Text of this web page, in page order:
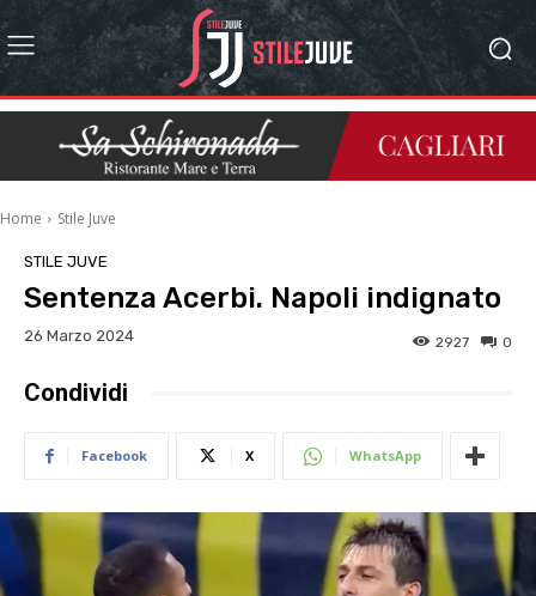
Home Stile Juve
STILE JUVE
Sentenza Acerbi. Napoli indignato
26 Marzo 2024 0
2927
Condividi
Facebook X WhatsApp